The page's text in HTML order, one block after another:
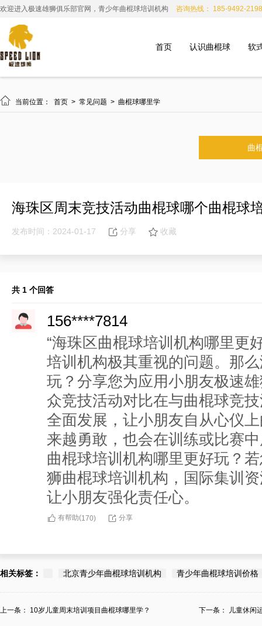
欢迎进入极速雄狮俱乐部官网，青少年曲棍球培训机构 咨询热线： 185-9492-2198
首页 认识曲棍球 软
 当前位置： 首页 > 常见问题 > 曲棍球哪里学
曲
海珠区周末竞技活动曲棍球哪个曲棍球
发布时间：2024-01-17 分享 收藏
共 1 个回答
156****7814
“海珠区曲棍球培训机构哪里更
培训机构极其重视的问题。那
玩？分享您为应用小朋友极速
众竞技活动对比在与曲棍球竞
全面发展，让小朋友自从心仪
来越勇敢，也会在训练或比赛
曲棍球培训机构哪里更好玩？
狮曲棍球培训机构，国际集训
让小朋友强化责任心。
有帮助(170) 分享
相关标签： 北京青少年曲棍球培训机构 青少年曲棍球培训价格
上一条： 10岁儿童周末培训项目曲棍球哪里学？ 下一条： 儿童休闲